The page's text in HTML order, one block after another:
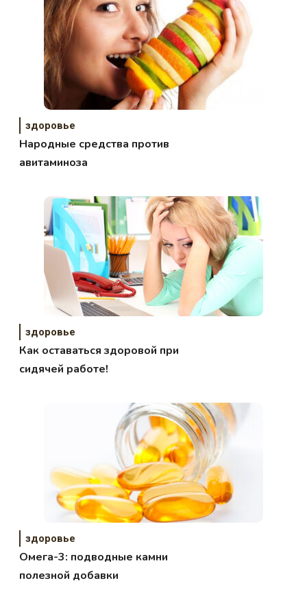
здоровье
Народные средства против
авитаминоза
здоровье
Как оставаться здоровой при
сидячей работе!
здоровье
Омега-3: подводные камни
полезной добавки